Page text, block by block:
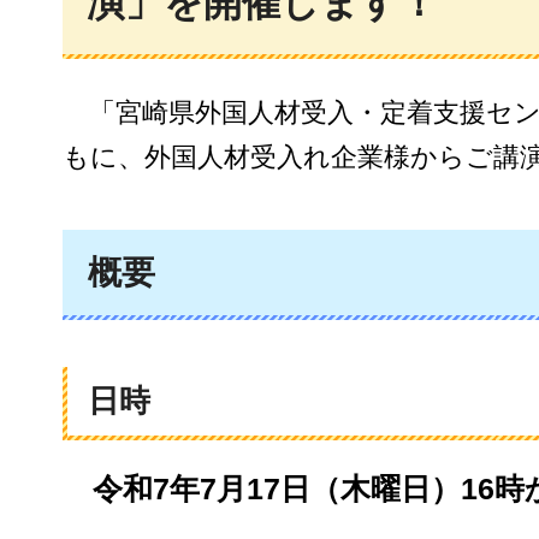
「宮崎県外国人材受入・定着支援
もに、外国人材受入れ企業様からご講
概要
日時
令和7年7月17日（木曜日）16時